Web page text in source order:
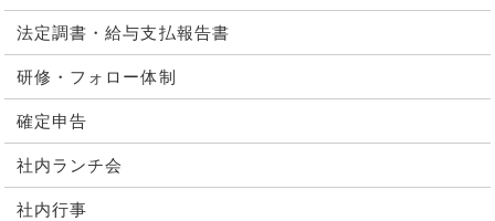
法定調書・給与支払報告書
研修・フォロー体制
確定申告
社内ランチ会
社内行事